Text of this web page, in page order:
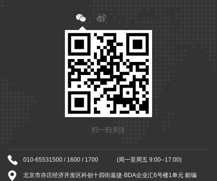
扫一扫关注
010-65531500 / 1600 / 1700 (周一至周五 9:00--17:00)
北京市亦庄经济开发区科创十四街嘉捷·BDA企业汇6号楼1单元 邮编